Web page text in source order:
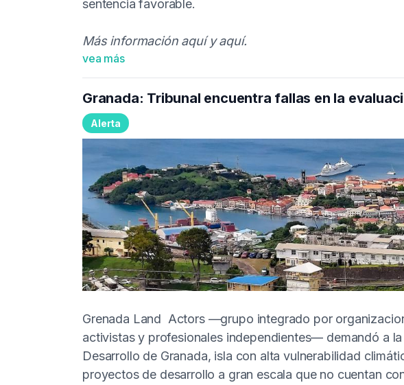
sentencia favorable.
Más información aquíyaquí.
vea más
Granada: Tribunal encuentra fallas en la
Alerta
Grenada Land Actors —grupo integrado por
activistas y profesionales independientes— demandó a
Desarrollo de Granada, isla con alta vulnerabilidad
proyectos de desarrollo a gran escala que no cuentan